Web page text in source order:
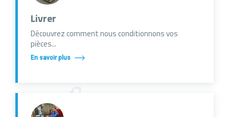
Livrer
Découvrez comment nous conditionnons vos
pièces...
En savoir plus